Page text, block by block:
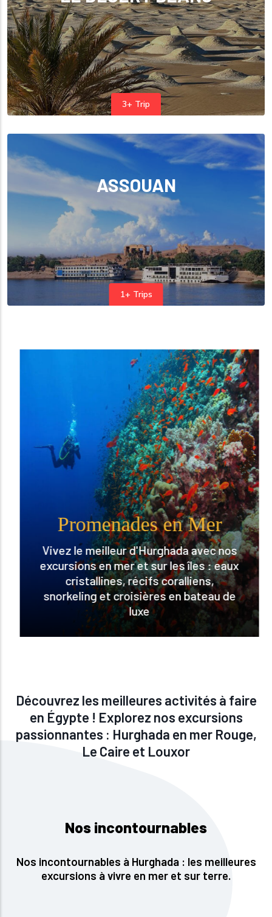
3+ Trip
1+ Trips
ASSOUAN
Promenades en Mer
Vivez le meilleur d'Hurghada avec nos
excursions en mer et sur les îles : eaux
cristallines, récifs coralliens,
snorkeling et croisières en bateau de
luxe
Découvrez les meilleures activités à faire
en Égypte ! Explorez nos excursions
passionnantes : Hurghada en mer Rouge,
Le Caire et Louxor
Nos incontournables
Nos incontournables à Hurghada : les meilleures
excursions à vivre en mer et sur terre.